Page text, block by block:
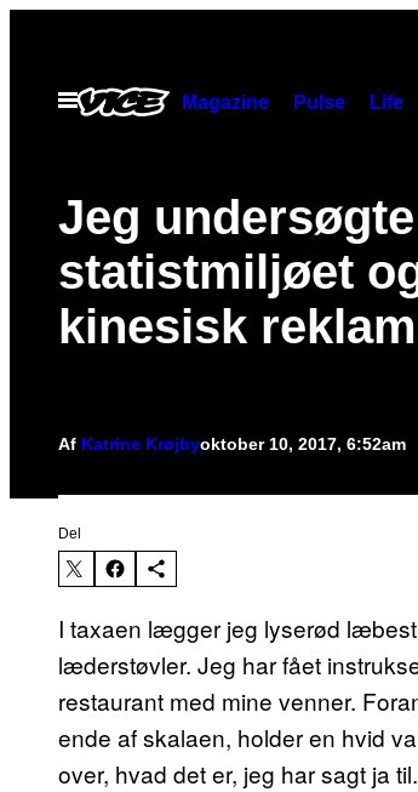
indhold
Åbn
Menu
Magazine Pulse Life
Jeg undersøgte
statistmiljøet
kinesisk
Af Katrine Krøjbyoktober 10, 2017, 6:52am
Del
I taxaen lægger jeg lyserød
læderstøvler. Jeg har fået
restaurant med mine venner.
ende af skalaen, holder en hvid
over, hvad det er, jeg har sagt ja